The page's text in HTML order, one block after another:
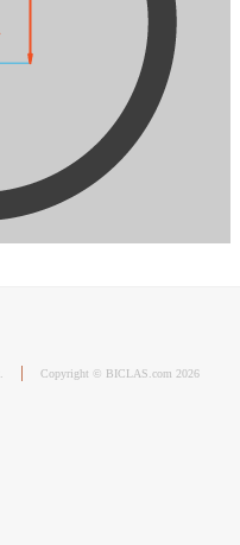
Copyright © BICLAS.com 2026